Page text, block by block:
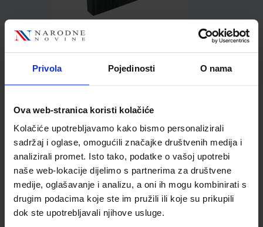
Privola Pojedinosti O nama
Ova web-stranica koristi kolačiće
Kolačiće upotrebljavamo kako bismo personalizirali
sadržaj i oglase, omogućili značajke društvenih medija i
analizirali promet. Isto tako, podatke o vašoj upotrebi
naše web-lokacije dijelimo s partnerima za društvene
medije, oglašavanje i analizu, a oni ih mogu kombinirati s
drugim podacima koje ste im pružili ili koje su prikupili
dok ste upotrebljavali njihove usluge.
Kupci najčešće biraju..
Ljepilo za papir I-glu
Edigs, 10 m